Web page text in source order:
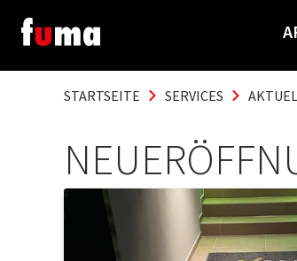
STARTSEITE SERVICES